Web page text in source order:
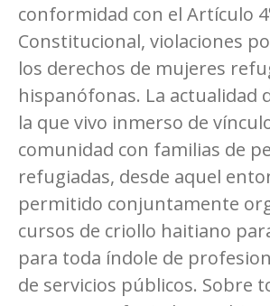
conformidad con el Artículo
Constitucional, violaciones
los derechos de mujeres
hispanófonas. La actualidad
la que vivo inmerso de
comunidad con familias de
refugiadas, desde aquel
permitido conjuntamente
cursos de criollo haitiano
para toda índole de
de servicios públicos. Sobre